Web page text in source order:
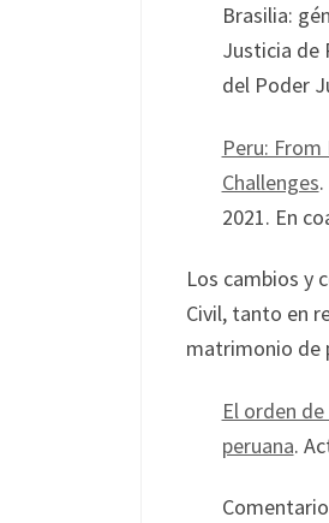
Brasilia:
Justicia de
del Poder
Peru:
Challenges
2021. En
Los cambios y
Civil, tanto en
matrimonio de
El orden
peruana.